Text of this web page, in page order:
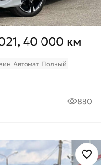
40 000 км
Автомат Полный
880